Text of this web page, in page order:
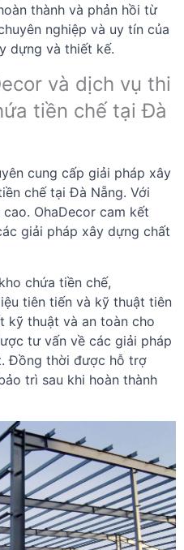
thành và phản hồi từ
nghiệp và uy tín của
dựng và thiết kế.
và dịch vụ thi
tiền chế tại Đà
cung cấp giải pháp xây
chế tại Đà Nẵng. Với
OhaDecor cam kết
giải pháp xây dựng chất
chứa tiền chế,
tiên tiến và kỹ thuật tiên
kỹ thuật và an toàn cho
tư vấn về các giải pháp
Đồng thời được hỗ trợ
trì sau khi hoàn thành